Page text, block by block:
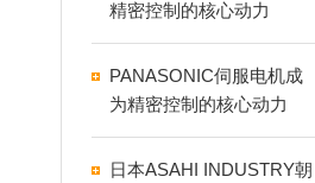
精密控制的核心动力
PANASONIC伺服电机成
为精密控制的核心动力
日本ASAHI INDUSTRY朝